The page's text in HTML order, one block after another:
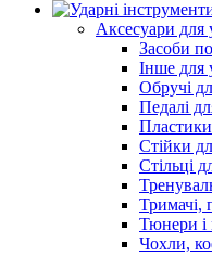
Аксесуари для
Засоби
Інше для
Обручі
Педалі
Пластики
Стійки
Стільці
Тримачі,
Тюнери і
Чохли,